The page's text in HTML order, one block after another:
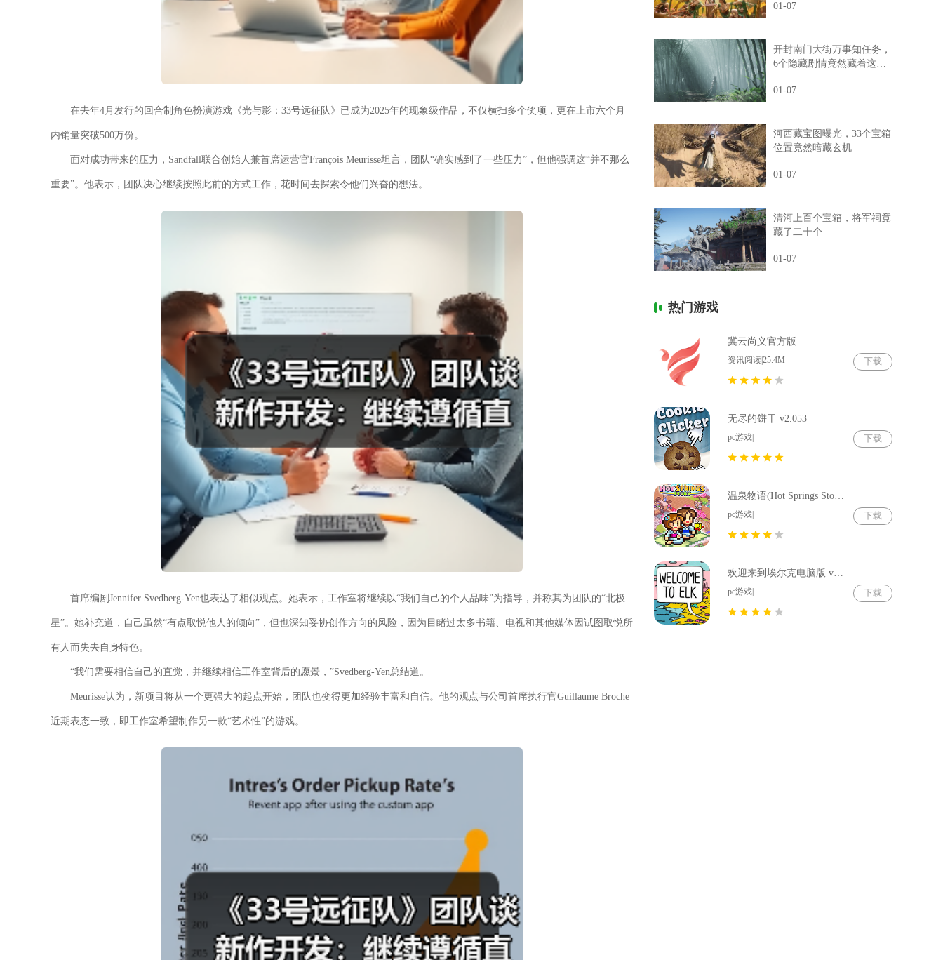
在去年4月发行的回合制角色扮演游戏《光与影：33号远征队》已成为2025年的现象级作品，不仅横扫多个奖项，更在上市六个月
内销量突破500万份。
面对成功带来的压力，Sandfall联合创始人兼首席运营官François Meurisse坦言，团队“确实感到了一些压力”，但他强调这“并不那么
重要”。他表示，团队决心继续按照此前的方式工作，花时间去探索令他们兴奋的想法。
首席编剧Jennifer Svedberg-Yen也表达了相似观点。她表示，工作室将继续以“我们自己的个人品味”为指导，并称其为团队的“北极
星”。她补充道，自己虽然“有点取悦他人的倾向”，但也深知妥协创作方向的风险，因为目睹过太多书籍、电视和其他媒体因试图取悦所
有人而失去自身特色。
“我们需要相信自己的直觉，并继续相信工作室背后的愿景，”Svedberg-Yen总结道。
Meurisse认为，新项目将从一个更强大的起点开始，团队也变得更加经验丰富和自信。他的观点与公司首席执行官Guillaume Broche
近期表态一致，即工作室希望制作另一款“艺术性”的游戏。
01-07
开封南门大街万事知任务，
6个隐藏剧情竟然藏着这样
01-07
河西藏宝图曝光，33个宝箱
位置竟然暗藏玄机
01-07
清河上百个宝箱，将军祠竟
藏了二十个
01-07
热门游戏
冀云尚义官方版
资讯阅读|25.4M 下载
无尽的饼干 v2.053
pc游戏| 下载
温泉物语(Hot Springs Story) v2.79
pc游戏| 下载
欢迎来到埃尔克电脑版 v1.22.4
pc游戏| 下载